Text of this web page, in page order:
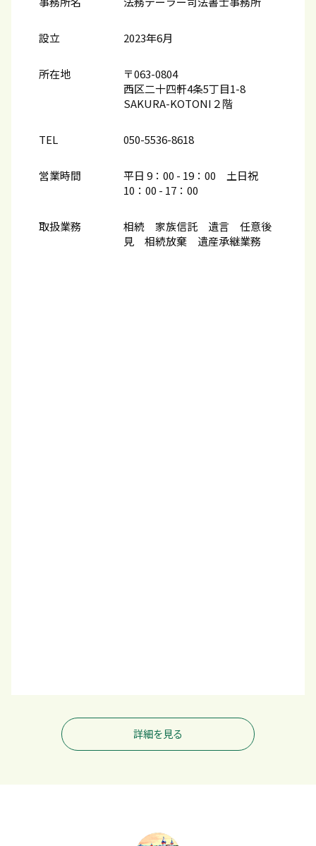
設立 2023年6月
所在地
〒063-0804
西区二十四軒4条5丁目1-8
SAKURA-KOTONI２階
TEL 050-5536-8618
営業時間
平日 9：00 - 19：00 土日祝
10：00​ - 17：00
取扱業務
相続 家族信託 遺言 任意後
見 相続放棄 遺産承継業務
詳細を見る